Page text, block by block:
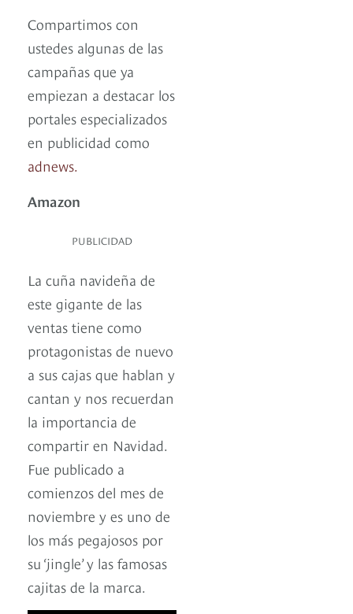
Compartimos con
ustedes algunas de las
campañas que ya
empiezan a destacar los
portales especializados
en publicidad como
adnews.
Amazon
PUBLICIDAD
La cuña navideña de
este gigante de las
ventas tiene como
protagonistas de nuevo
a sus cajas que hablan y
cantan y nos recuerdan
la importancia de
compartir en Navidad.
Fue publicado a
comienzos del mes de
noviembre y es uno de
los más pegajosos por
su ‘jingle’ y las famosas
cajitas de la marca.